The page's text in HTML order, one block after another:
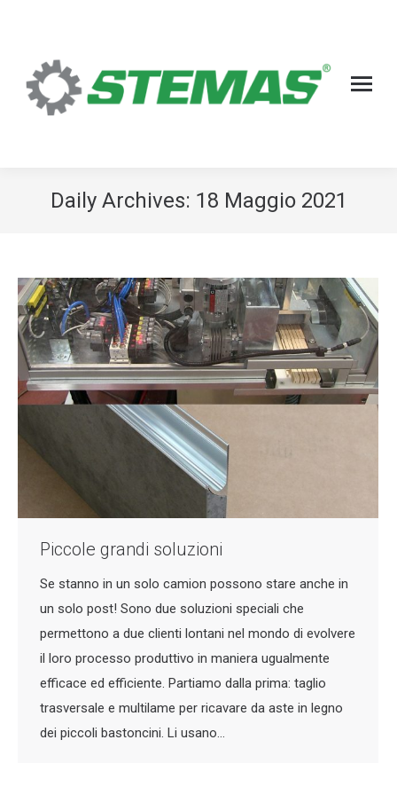
Daily Archives: 18 Maggio 2021
Piccole grandi soluzioni
Se stanno in un solo camion possono stare anche in
un solo post! Sono due soluzioni speciali che
permettono a due clienti lontani nel mondo di evolvere
il loro processo produttivo in maniera ugualmente
efficace ed efficiente. Partiamo dalla prima: taglio
trasversale e multilame per ricavare da aste in legno
dei piccoli bastoncini. Li usano…